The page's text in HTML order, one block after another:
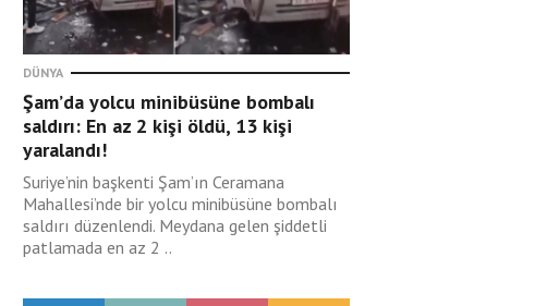
DÜNYA
Şam’da yolcu minibüsüne bombalı
saldırı: En az 2 kişi öldü, 13 kişi
yaralandı!
Suriye’nin başkenti Şam’ın Ceramana
Mahallesi’nde bir yolcu minibüsüne bombalı
saldırı düzenlendi. Meydana gelen şiddetli
patlamada en az 2 ..